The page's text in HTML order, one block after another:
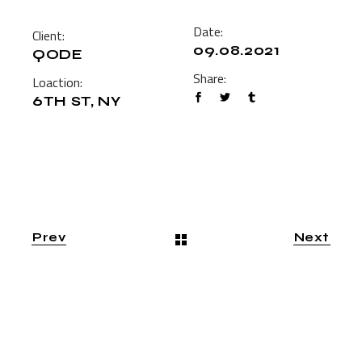
Client:
QODE
Loaction:
6TH ST, NY
Date:
09.08.2021
Share:
Prev Next